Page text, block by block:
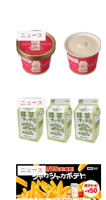
ニュース
ニュース
ニュース